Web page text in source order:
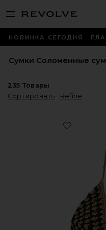
menu - shows more content
НОВИНКА СЕГОДНЯ
Сумки Соломенные
235 Товары
Сортировать
Refine
Favorite